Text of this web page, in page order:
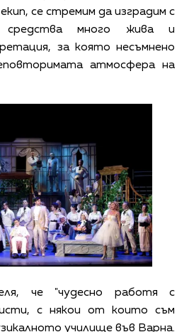
се стремим да изградим с
средства много жива и
за която несъмнено
атмосфера на
че "чудесно работя с
с някои от които съм
училище във Варна.